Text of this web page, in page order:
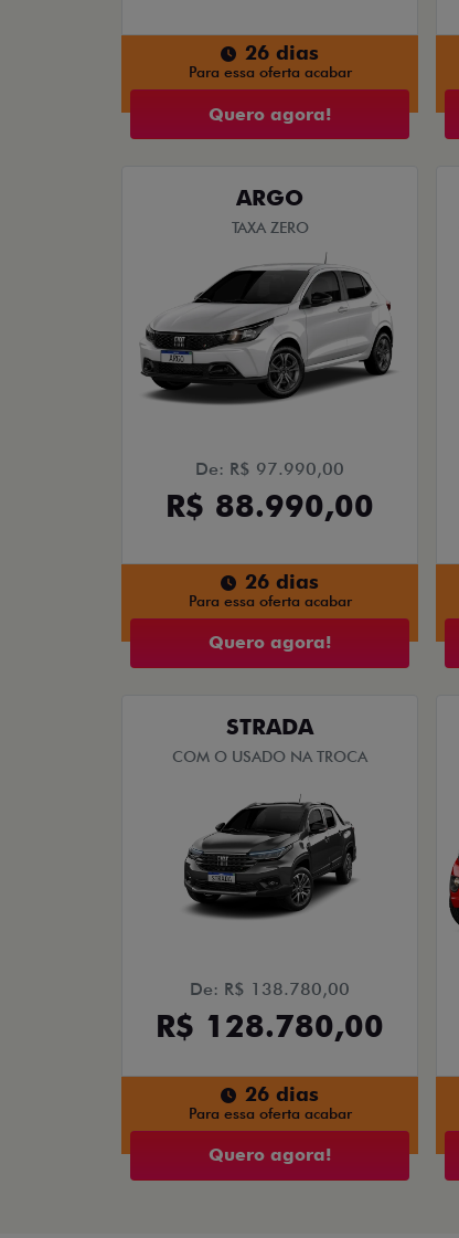
26 dias
Para essa oferta acabar
Quero agora!
ARGO
TAXA ZERO
De: R$ 97.990,00
R$ 88.990,00
26 dias
Para essa oferta acabar
Quero agora!
STRADA
COM O USADO NA TROCA
De: R$ 138.780,00
R$ 128.780,00
26 dias
Para essa oferta acabar
Quero agora!